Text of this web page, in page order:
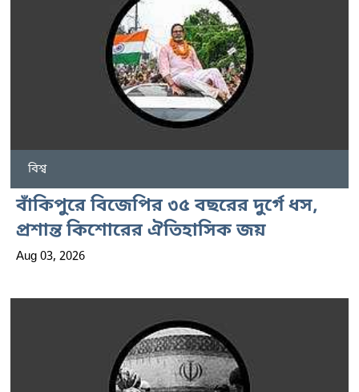
বিশ্ব
বাঁকিপুরে বিজেপির ৩৫ বছরের দুর্গে ধস,
প্রশান্ত কিশোরের ঐতিহাসিক জয়
Aug 03, 2026